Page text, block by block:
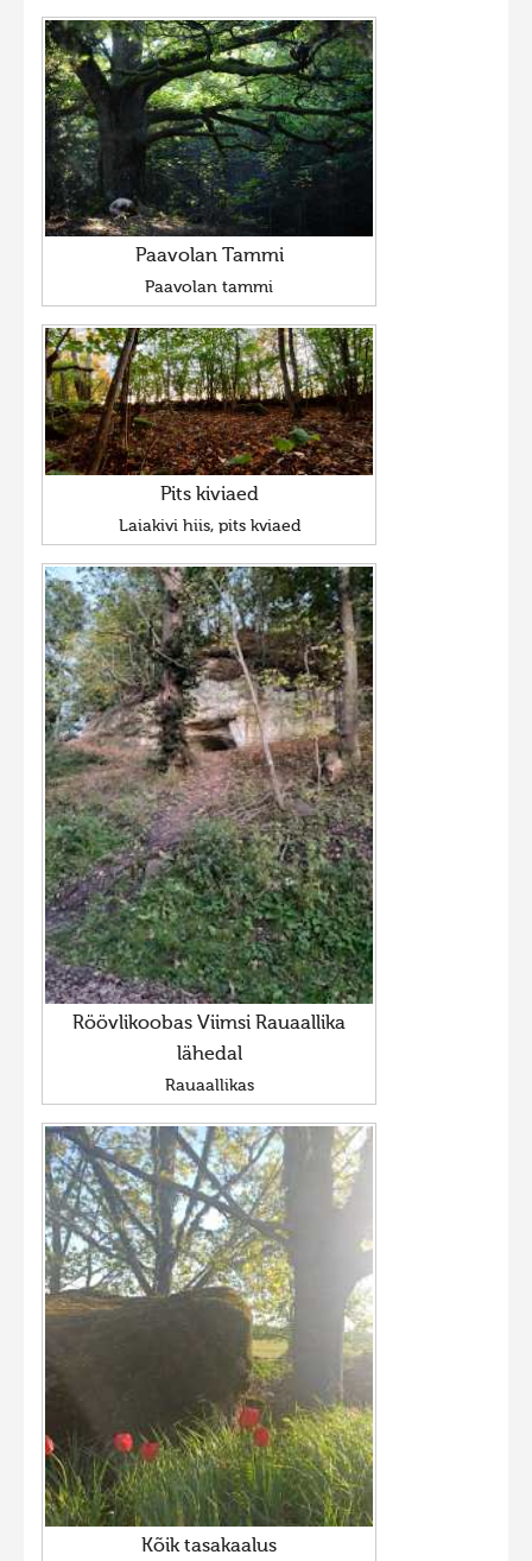
Paavolan Tammi
Paavolan tammi
Pits kiviaed
Laiakivi hiis, pits kviaed
Röövlikoobas Viimsi Rauaallika
lähedal
Rauaallikas
Kõik tasakaalus